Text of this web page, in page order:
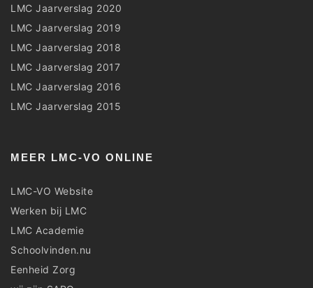
LMC Jaarverslag 2020
LMC Jaarverslag 2019
LMC Jaarverslag 2018
LMC Jaarverslag 2017
LMC Jaarverslag 2016
LMC Jaarverslag 2015
MEER LMC-VO ONLINE
LMC-VO Website
Werken bij LMC
LMC Academie
Schoolvinden.nu
Eenheid Zorg